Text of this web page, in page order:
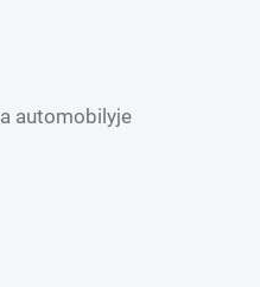
automobilyje